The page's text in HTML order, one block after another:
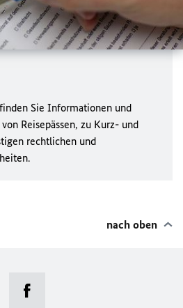
Sie Informationen und
Reisepässen, zu Kurz- und
rechtlichen und
nach oben